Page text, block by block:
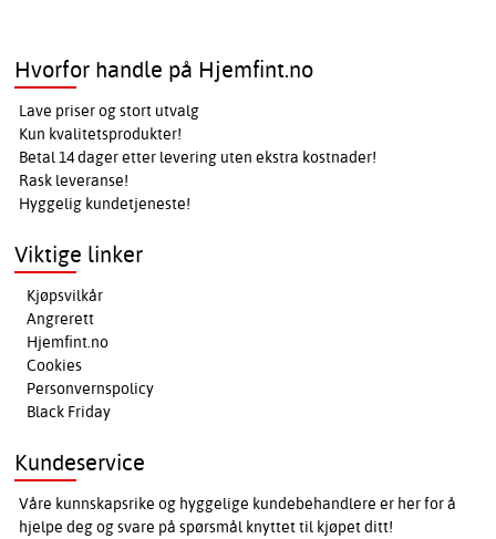
Hvorfor handle på Hjemfint.no
Lave priser og stort utvalg
Kun kvalitetsprodukter!
Betal 14 dager etter levering uten ekstra kostnader!
Rask leveranse!
Hyggelig kundetjeneste!
Viktige linker
Kjøpsvilkår
Angrerett
Hjemfint.no
Cookies
Personvernspolicy
Black Friday
Kundeservice
Våre kunnskapsrike og hyggelige kundebehandlere er her for å
hjelpe deg og svare på spørsmål knyttet til kjøpet ditt!